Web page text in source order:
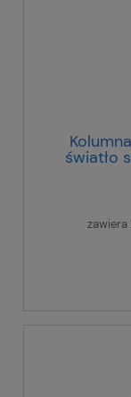
światło
zawiera